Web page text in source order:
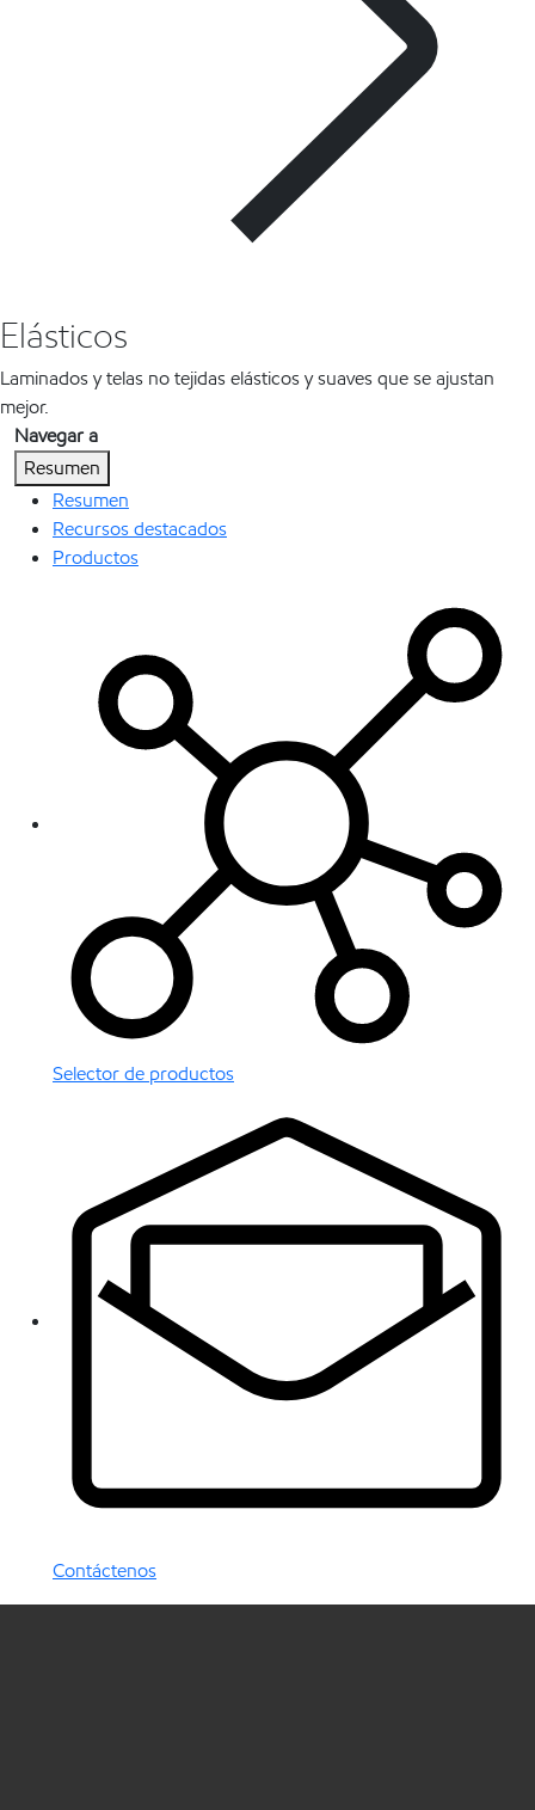
Elásticos
Laminados y telas no tejidas elásticos y suaves que se ajustan
mejor.
Navegar a
Resumen
Resumen
Recursos destacados
Productos
Selector de productos
Contáctenos